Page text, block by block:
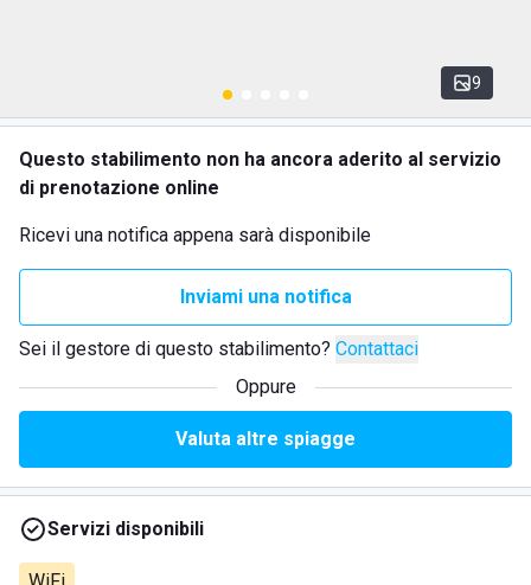
9
Questo stabilimento non ha ancora aderito al servizio
di prenotazione online
Ricevi una notifica appena sarà disponibile
Inviami una notifica
Sei il gestore di questo stabilimento? Contattaci
Oppure
Valuta altre spiagge
Servizi disponibili